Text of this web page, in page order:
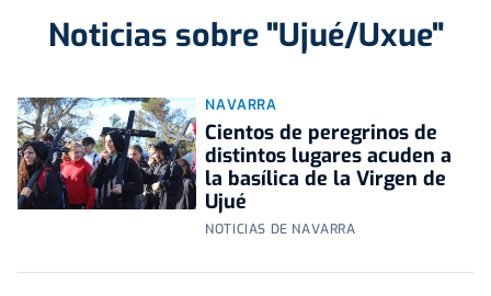
Noticias sobre "Ujué/Uxue"
NAVARRA
Cientos de peregrinos de
distintos lugares acuden a
la basílica de la Virgen de
Ujué
NOTICIAS DE NAVARRA